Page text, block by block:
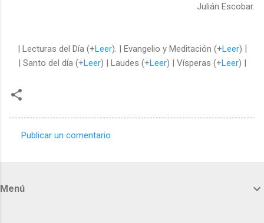
Julián Escobar.
| Lecturas del Día (+Leer). | Evangelio y Meditación (+Leer) |
| Santo del día (+Leer) | Laudes (+Leer) | Vísperas (+Leer) |
Publicar un comentario
Menú